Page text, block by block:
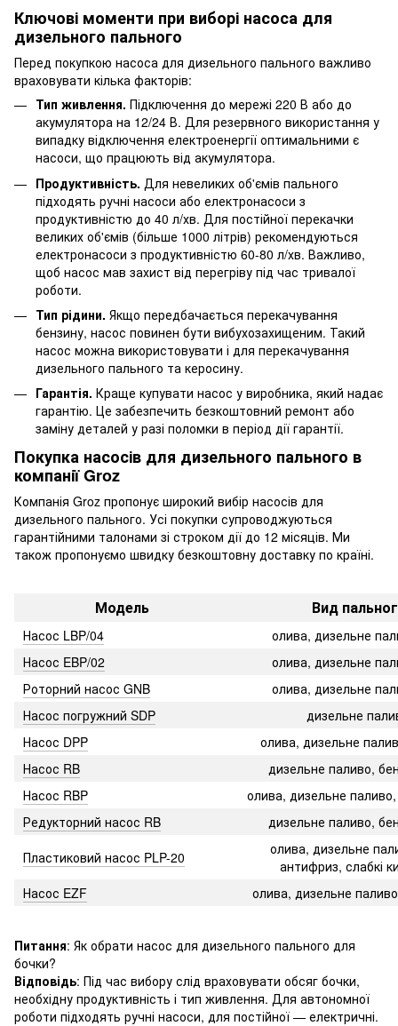
Ключові моменти при виборі насоса для
дизельного пального
Перед покупкою насоса для дизельного пального важливо
враховувати кілька факторів:
Тип живлення. Підключення до мережі 220 В або до
акумулятора на 12/24 В. Для резервного використання у
випадку відключення електроенергії оптимальними є
насоси, що працюють від акумулятора.
Продуктивність. Для невеликих об'ємів пального
підходять ручні насоси або електронасоси з
продуктивністю до 40 л/хв. Для постійної перекачки
великих об'ємів (більше 1000 літрів) рекомендуються
електронасоси з продуктивністю 60-80 л/хв. Важливо,
щоб насос мав захист від перегріву під час тривалої
роботи.
Тип рідини. Якщо передбачається перекачування
бензину, насос повинен бути вибухозахищеним. Такий
насос можна використовувати і для перекачування
дизельного пального та керосину.
Гарантія. Краще купувати насос у виробника, який надає
гарантію. Це забезпечить безкоштовний ремонт або
заміну деталей у разі поломки в період дії гарантії.
Покупка насосів для дизельного пального в
компанії Groz
Компанія Groz пропонує широкий вибір насосів для
дизельного пального. Усі покупки супроводжуються
гарантійними талонами зі строком дії до 12 місяців. Ми
також пропонуємо швидку безкоштовну доставку по країні.
Модель Вид
Насос LBP/04
олива, дизельне
Насос EBP/02
олива, дизельне
Роторний насос GNB
олива, дизельне
Насос погружний SDP
дизельне
Насос DPP
олива, дизельне
Насос RB
дизельне паливо,
Насос RBP
олива, дизельне
Редукторний насос RB
дизельне паливо,
Пластиковий насос PLP-20
олива, дизельне
антифриз, слабкі
Насос EZF
олива, дизельне
Питання: Як обрати насос для дизельного пального для
бочки?
Відповідь: Під час вибору слід враховувати обсяг бочки,
необхідну продуктивність і тип живлення. Для автономної
роботи підходять ручні насоси, для постійної — електричні.